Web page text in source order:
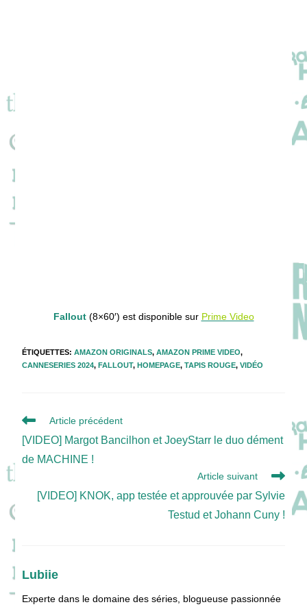
Fallout(8×60′) est disponible sur Prime Video
ÉTIQUETTES:AMAZON ORIGINALS, AMAZON PRIME VIDEO,
CANNESERIES 2024, FALLOUT, HOMEPAGE, TAPIS ROUGE, VIDÉO
Read
articles
Article précédent
[VIDEO] Margot Bancilhon et JoeyStarr le duo dément
de MACHINE !
Article suivant
[VIDEO] KNOK, app testée et approuvée par Sylvie
Testud et Johann Cuny !
Lubiie
Experte dans le domaine des séries, blogueuse passionnée